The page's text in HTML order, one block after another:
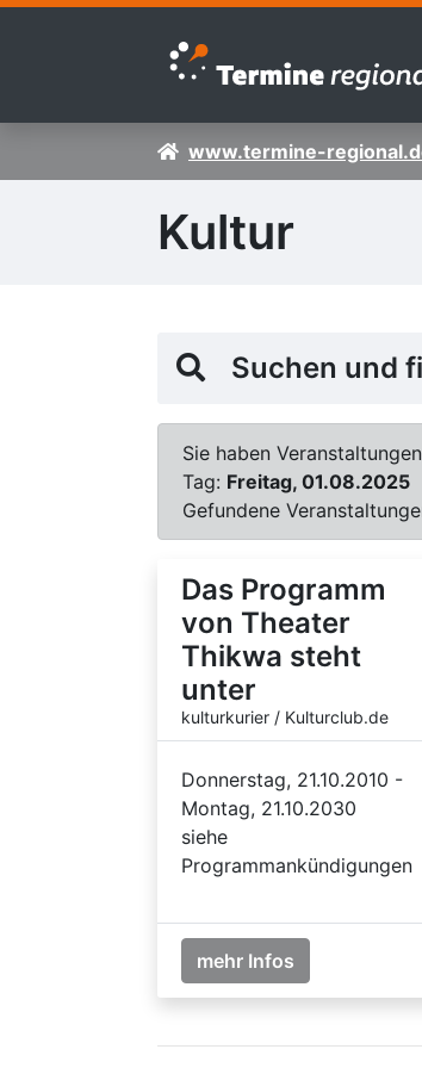
Zur Navigation springen
Zum Inhalt springen
www.termine-
Kultur
Suchen und
Sie haben
Tag: Freitag, 01.08.2025
Gefundene
Das Programm
von Theater
Thikwa steht
unter
kulturkurier / Kulturclub.de
Donnerstag, 21.10.2010 -
Montag, 21.10.2030
siehe
Programmankündigungen
mehr Infos